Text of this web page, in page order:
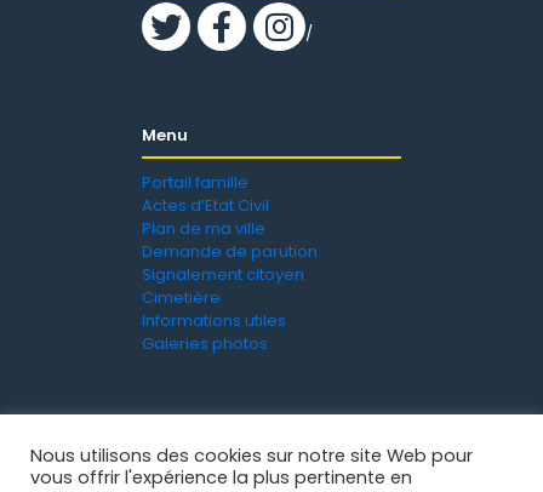
/
Menu
Portail famille
Actes d’Etat Civil
Plan de ma ville
Demande de parution
Signalement citoyen
Cimetière
Informations utiles
Galeries photos
Nous utilisons des cookies sur notre site Web pour
vous offrir l'expérience la plus pertinente en